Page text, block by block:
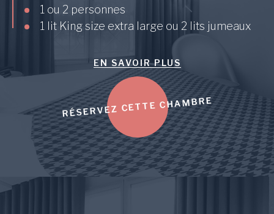
1 ou 2 personnes
1 lit King size extra large ou 2 lits jumeaux
EN SAVOIR PLUS
RÉSERVEZ CETTE CHAMBRE